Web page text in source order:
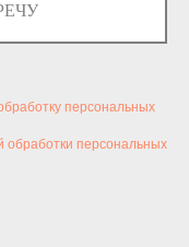
персональных
обработки персональных